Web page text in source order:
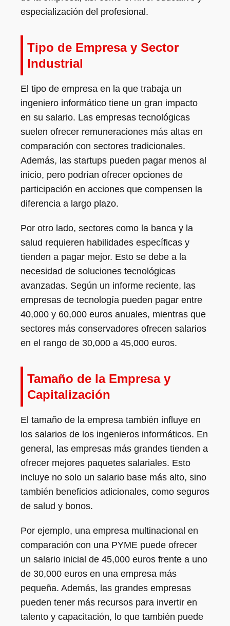
especialización del profesional.
Tipo de Empresa y Sector
Industrial
El tipo de empresa en la que trabaja un
ingeniero informático tiene un gran impacto
en su salario. Las empresas tecnológicas
suelen ofrecer remuneraciones más altas en
comparación con sectores tradicionales.
Además, las startups pueden pagar menos al
inicio, pero podrían ofrecer opciones de
participación en acciones que compensen la
diferencia a largo plazo.
Por otro lado, sectores como la banca y la
salud requieren habilidades específicas y
tienden a pagar mejor. Esto se debe a la
necesidad de soluciones tecnológicas
avanzadas. Según un informe reciente, las
empresas de tecnología pueden pagar entre
40,000 y 60,000 euros anuales, mientras que
sectores más conservadores ofrecen salarios
en el rango de 30,000 a 45,000 euros.
Tamaño de la Empresa y
Capitalización
El tamaño de la empresa también influye en
los salarios de los ingenieros informáticos. En
general, las empresas más grandes tienden a
ofrecer mejores paquetes salariales. Esto
incluye no solo un salario base más alto, sino
también beneficios adicionales, como seguros
de salud y bonos.
Por ejemplo, una empresa multinacional en
comparación con una PYME puede ofrecer
un salario inicial de 45,000 euros frente a uno
de 30,000 euros en una empresa más
pequeña. Además, las grandes empresas
pueden tener más recursos para invertir en
talento y capacitación, lo que también puede